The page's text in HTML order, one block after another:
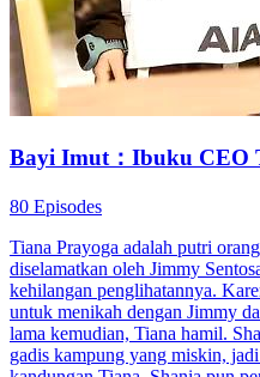
Bayi Imut：Ibuku CEO
80 Episodes
Tiana Prayoga adalah putri
diselamatkan oleh Jimmy
kehilangan penglihatannya.
untuk menikah dengan Jimmy
lama kemudian, Tiana hamil.
gadis kampung yang miskin,